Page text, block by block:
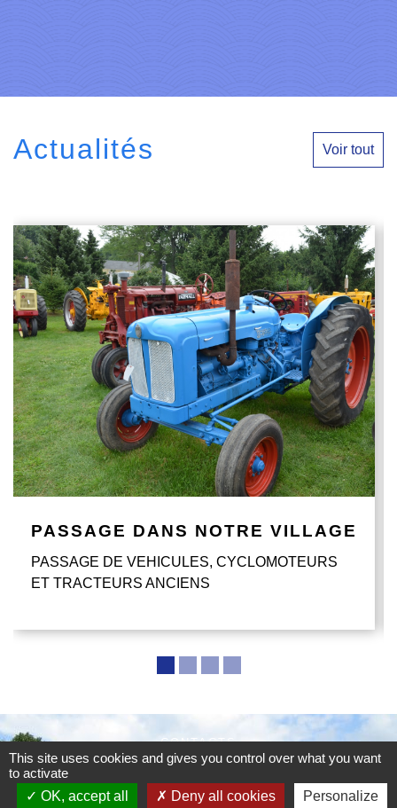
Actualités Voir tout
PASSAGE DANS NOTRE VILLAGE
PASSAGE DE VEHICULES, CYCLOMOTEURS
ET TRACTEURS ANCIENS
CONTACTS
Commune de Villers-Brûlin
180 rue Béthonsart
62690 Villers-Brûlin - FRANCE
This site uses cookies and gives you control over what you want
to activate
OK, accept all
Deny all cookies Personalize